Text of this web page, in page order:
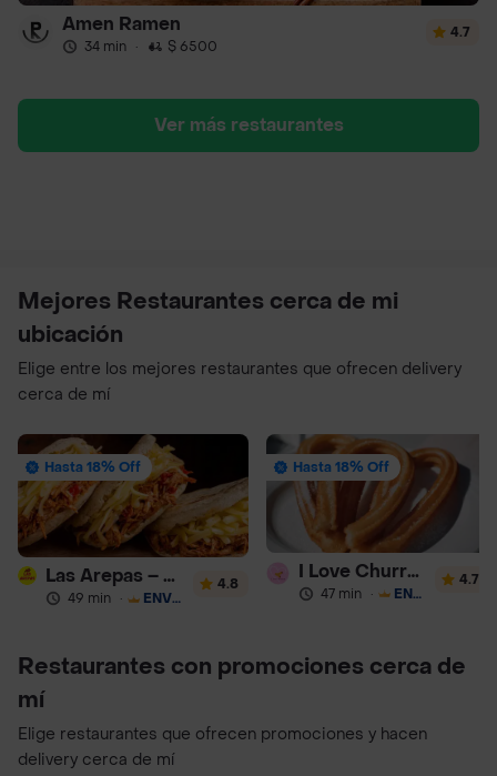
Amen Ramen
34 min · $ 6500
4.7
Ver más restaurantes
Mejores Restaurantes cerca de mi
ubicación
Elige entre los mejores restaurantes que ofrecen delivery
cerca de mí
Hasta 18% Off
Las Arepas – Arepas Rellenas
49 min · ENVÍO GRATIS
4.8
Hasta 18% Off
I Love Churros 95
47 min · ENVÍO GRATIS
4.7
Restaurantes con promociones cerca de
mí
Elige restaurantes que ofrecen promociones y hacen
delivery cerca de mí